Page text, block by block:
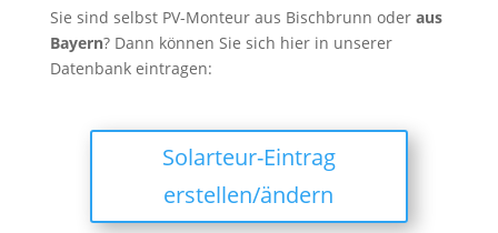
Sie sind selbst PV-Monteur aus Bischbrunn oder aus
Bayern? Dann können Sie sich hier in unserer
Datenbank eintragen:
Solarteur-Eintrag
erstellen/ändern